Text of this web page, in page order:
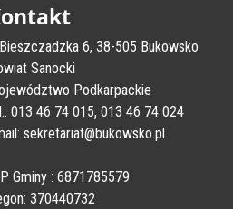
6, 38-505 Bukowsko
Sanocki
Podkarpackie
013 46 74 015, 013 46 74 024
sekretariat@bukowsko.pl
Gminy : 6871785579
370440732